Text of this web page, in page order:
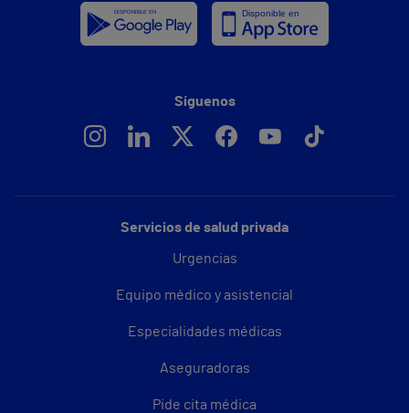
Servicios de salud privada
Urgencias
Equipo médico y asistencial
Especialidades médicas
Aseguradoras
Pide cita médica
Síguenos